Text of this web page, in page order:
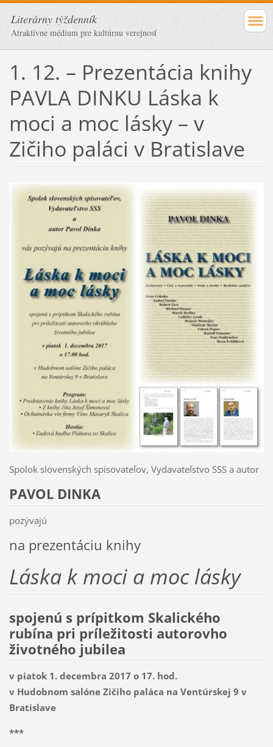
Literárny týždenník
Atraktívne médium pre kultúrnu verejnosť
1. 12. – Prezentácia knihy
PAVLA DINKU Láska k
moci a moc lásky – v
Zičiho paláci v Bratislave
Spolok slovenských spisovateľov, Vydavateľstvo SSS a autor
PAVOL DINKA
pozývajú
na prezentáciu knihy
Láska k moci a moc lásky
spojenú s prípitkom Skalického
rubína pri príležitosti autorovho
životného jubilea
v piatok 1. decembra 2017 o 17. hod.
v Hudobnom salóne Zičiho paláca na Ventúrskej 9 v
Bratislave
***